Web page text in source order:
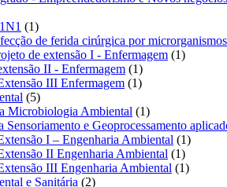
11
produto
de ferida cirúrgica por
de extensão I - Enfermagem 11
II - Enfermagem 11
produto
III Enfermagem 11
55
produtos
Microbiologia Ambiental 11
produto
Sensoriamento e Geoprocessamento
I – Engenharia Ambiental 11
II Engenharia Ambiental 11
produto
III Engenharia Ambiental 11
e Sanitária 22